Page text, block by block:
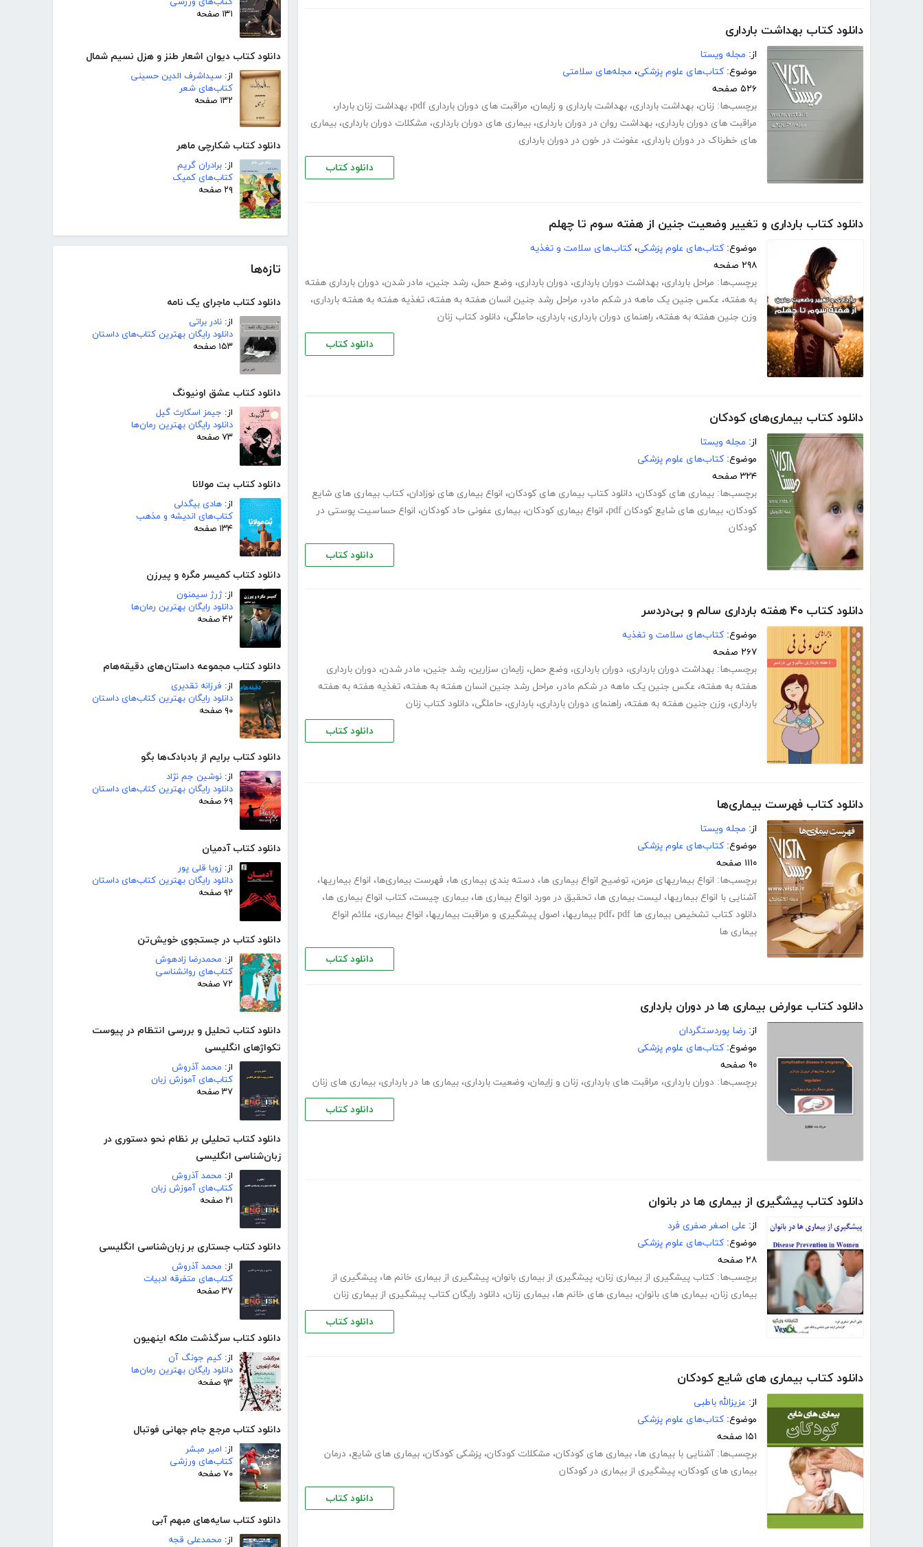
۱۳۱ صفحه
دانلود کتاب دیوان اشعار طنز و هزل نسیم شمال
از: سیداشرف الدین حسینی
کتاب‌های شعر
۱۳۲ صفحه
دانلود کتاب شکارچی ماهر
از: برادران گریم
کتاب‌های کمیک
۲۹ صفحه
تازه‌ها
دانلود کتاب ماجرای یک نامه
از: نادر براتی
دانلود رایگان بهترین کتاب‌های داستان
۱۵۳ صفحه
دانلود کتاب عشق اونیونگ
از: جیمز اسکارث گیل
دانلود رایگان بهترین رمان‌ها
۷۳ صفحه
دانلود کتاب بت مولانا
از: هادی بیگدلی
کتاب‌های اندیشه و مذهب
۱۳۴ صفحه
دانلود کتاب کمیسر مگره و پیرزن
از:ژرژ سیمنون
دانلود رایگان بهترین رمان‌ها
۴۲ صفحه
دانلود کتاب مجموعه داستان‌های دقیقه‌هام
از: فرزانه تقدیری
دانلود رایگان بهترین کتاب‌های داستان
۹۰ صفحه
دانلود کتاب برایم از بادبادک‌ها بگو
از: نوشین جم نژاد
دانلود رایگان بهترین کتاب‌های داستان
۶۹ صفحه
دانلود کتاب آدمیان
از: زویا قلی پور
دانلود رایگان بهترین کتاب‌های داستان
۹۲ صفحه
دانلود کتاب در جستجوی خویش‌تن
از: محمدرضا زادهوش
کتاب‌های روانشناسی
۷۲ صفحه
دانلود کتاب تحلیل و بررسی انتظام در پیوست
تکواژهای انگلیسی
از: محمد آذروش
کتاب‌های آموزش زبان
۳۷ صفحه
دانلود کتاب تحلیلی بر نظام نحو دستوری در
زبان‌شناسی انگلیسی
از: محمد آذروش
کتاب‌های آموزش زبان
۲۱ صفحه
دانلود کتاب جستاری بر زبان‌شناسی انگلیسی
از: محمد آذروش
کتاب‌های متفرقه ادبیات
۳۷ صفحه
دانلود کتاب سرگذشت ملکه اینهیون
از: کیم جونگ آن
دانلود رایگان بهترین رمان‌ها
۹۳ صفحه
دانلود کتاب مرجع جام جهانی فوتبال
از: امیر مبشر
کتاب‌های ورزشی
۷۰ صفحه
دانلود کتاب سایه‌های مبهم آبی
از: محمدعلی قجه
دانلود کتاب بهداشت بارداری
از: مجله ویستا
موضوع: کتاب‌های علوم پزشکی، مجله‌های سلامتی
۵۲۶ صفحه
برچسب‌ها: زنان، بهداشت بارداری، بهداشت بارداری و زایمان، مراقبت های دوران بارداری pdf ، بهداشت زنان باردار،
مراقبت های دوران بارداری، بهداشت روان در دوران بارداری، بیماری های دوران بارداری، مشکلات دوران بارداری، بیماری
های خطرناک در دوران بارداری، عفونت در خون در دوران بارداری
دانلود کتاب
دانلود کتاب بارداری و تغییر وضعیت جنین از هفته سوم تا چهلم
موضوع: کتاب‌های علوم پزشکی، کتاب‌های سلامت و تغذیه
۲۹۸ صفحه
برچسب‌ها: مراحل بارداری، بهداشت دوران بارداری، دوران بارداری، وضع حمل، رشد جنین، مادر شدن، دوران بارداری هفته
به هفته، عکس جنین یک ماهه در شکم مادر، مراحل رشد جنین انسان هفته به هفته، تغذیه هفته به هفته بارداری،
وزن جنین هفته به هفته، راهنمای دوران بارداری، بارداری، حاملگی، دانلود کتاب زنان
دانلود کتاب
دانلود کتاب بیماری‌های کودکان
از: مجله ویستا
موضوع: کتاب‌های علوم پزشکی
۳۲۴ صفحه
برچسب‌ها: بیماری های کودکان، دانلود کتاب بیماری های کودکان، انواع بیماری های نوزادان، کتاب بیماری های شایع
کودکان، بیماری های شایع کودکان pdf ، انواع بیماری کودکان، بیماری عفونی حاد کودکان، انواع حساسیت پوستی در
کودکان
دانلود کتاب
دانلود کتاب ۴۰ هفته بارداری سالم و بی‌دردسر
موضوع: کتاب‌های سلامت و تغذیه
۲۶۷ صفحه
برچسب‌ها: بهداشت دوران بارداری، دوران بارداری، وضع حمل، زایمان سزارین، رشد جنین، مادر شدن، دوران بارداری
هفته به هفته، عکس جنین یک ماهه در شکم مادر، مراحل رشد جنین انسان هفته به هفته، تغذیه هفته به هفته
بارداری، وزن جنین هفته به هفته، راهنمای دوران بارداری، بارداری، حاملگی، دانلود کتاب زنان
دانلود کتاب
دانلود کتاب فهرست بیماری‌ها
از: مجله ویستا
موضوع: کتاب‌های علوم پزشکی
۱۱۱۰ صفحه
برچسب‌ها: انواع بیماریهای مزمن، توضیح انواع بیماری ها، دسته بندی بیماری ها، فهرست بیماری‌ها، انواع بیماریها،
آشنایی با انواع بیماریها، لیست بیماری ها، تحقیق در مورد انواع بیماری ها، بیماری چیست، کتاب انواع بیماری ها،
دانلود کتاب تشخیص بیماری ها pdf
، pdf بیماریها ، اصول پیشگیری و مراقبت بیماریها، انواع بیماری، علائم انواع
بیماری ها
دانلود کتاب
دانلود کتاب عوارض بیماری ها در دوران بارداری
از: رضا پوردستگردان
موضوع: کتاب‌های علوم پزشکی
۹۰ صفحه
برچسب‌ها: دوران بارداری، مراقبت های بارداری، زنان و زایمان، وضعیت بارداری، بیماری ها در بارداری، بیماری های زنان
دانلود کتاب
دانلود کتاب پیشگیری از بیماری ها در بانوان
از: علی اصغر صفری فرد
موضوع: کتاب‌های علوم پزشکی
۲۸ صفحه
برچسب‌ها: کتاب پیشگیری از بیماری زنان، پیشگیری از بیماری بانوان، پیشگیری از بیماری خانم ها، پیشگیری از
بیماری زنان، بیماری های بانوان، بیماری های خانم ها، بیماری زنان، دانلود رایگان کتاب پیشگیری از بیماری زنان
دانلود کتاب
دانلود کتاب بیماری های شایع کودکان
از: عزیزالله باطبی
موضوع: کتاب‌های علوم پزشکی
۱۵۱ صفحه
برچسب‌ها: آشنایی با بیماری ها، بیماری های کودکان، مشکلات کودکان، پزشکی کودکان، بیماری های شایع، درمان
بیماری های کودکان، پیشگیری از بیماری در کودکان
دانلود کتاب